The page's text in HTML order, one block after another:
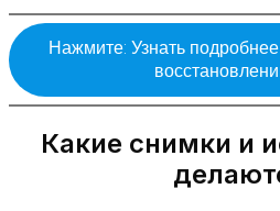
Нажмите: Узнать
Какие снимки и